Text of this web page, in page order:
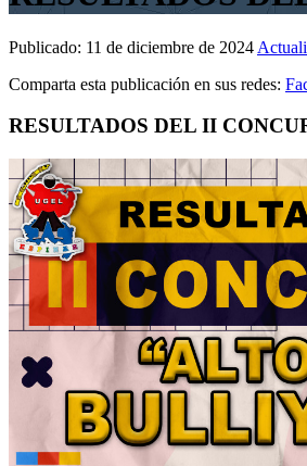
Publicado: 11 de diciembre de 2024
Comparta esta publicación en sus redes:
RESULTADOS DEL II